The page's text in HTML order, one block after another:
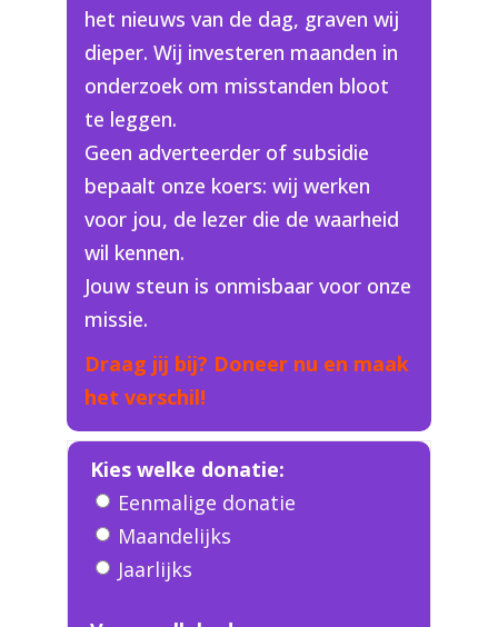
het nieuws van de dag, graven wij
dieper. Wij investeren maanden in
onderzoek om misstanden bloot
te leggen.
Geen adverteerder of subsidie
bepaalt onze koers: wij werken
voor jou, de lezer die de waarheid
wil kennen.
Jouw steun is onmisbaar voor onze
missie.
Draag jij bij? Doneer nu en maak
het verschil!
Kies welke donatie:
Eenmalige donatie
Maandelijks
Jaarlijks